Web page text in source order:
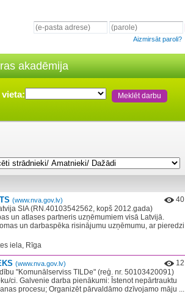
Aizmirsāt paroli?
akadēmija
(www.nva.gov.lv)
40
SIA (RN.40103542562, kopš 2012.gada)
un atlases partneris uzņēmumiem visā Latvijā.
un darbaspēka risinājumu uzņēmumu, ar pieredzi
iela, Rīga
(www.nva.gov.lv)
12
"Komunālserviss TILDe" (reģ. nr. 50103420091)
ci. Galvenie darba pienākumi: Īstenot nepārtrauktu
procesu; Organizēt pārvaldāmo dzīvojamo māju ...